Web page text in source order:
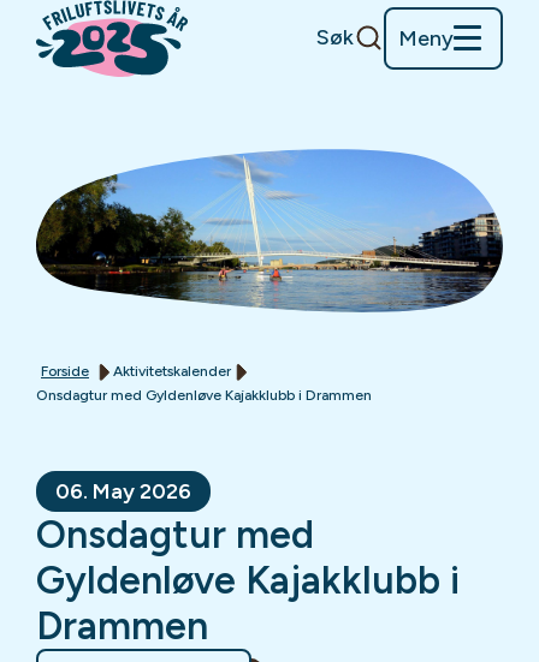
Søk Meny
Forside
Aktivitetskalender
Onsdagtur med Gyldenløve Kajakklubb i Drammen
06. May 2026
Onsdagtur med
Gyldenløve Kajakklubb i
Drammen